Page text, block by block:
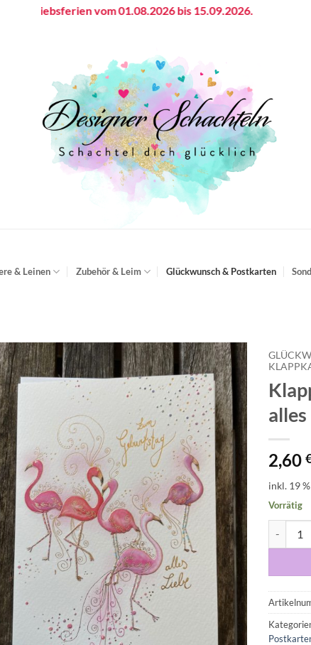
vom 01.08.2026 bis 15.09.2026.
& Leinen Zubehör & Leim Glückwunsch & Postkarten
Auf die
Wunschliste
alles
2,60
inkl. 19
Vorrätig